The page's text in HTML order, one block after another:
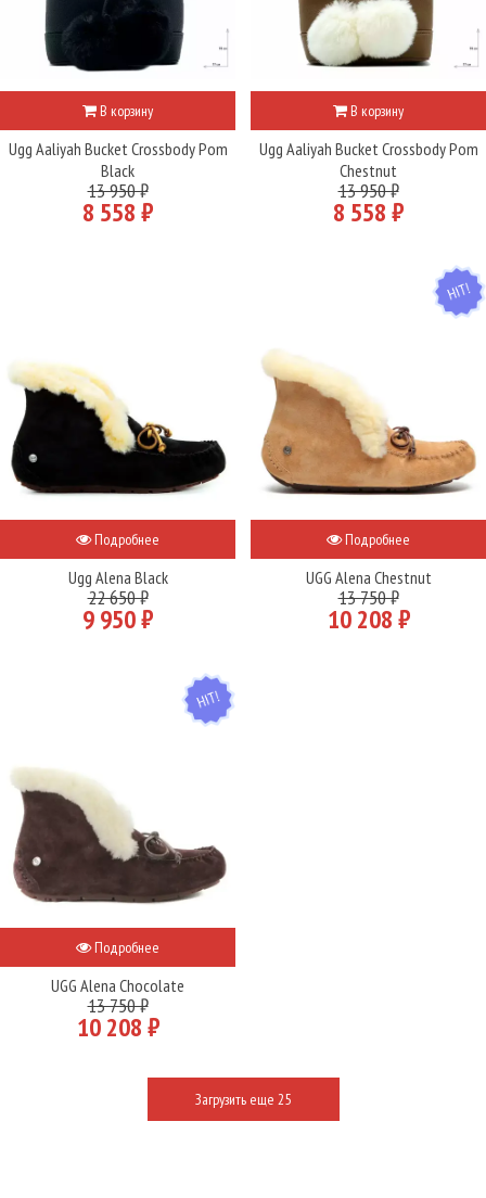
В корзину
Ugg Aaliyah Bucket Crossbody Pom
Black
13 950 ₽
8 558 ₽
В корзину
Ugg Aaliyah Bucket Crossbody Pom
Chestnut
13 950 ₽
8 558 ₽
Подробнее
Ugg Alena Black
22 650 ₽
9 950 ₽
HIT
Подробнее
UGG Alena Chestnut
13 750 ₽
10 208 ₽
HIT
Подробнее
UGG Alena Chocolate
13 750 ₽
10 208 ₽
Загрузить еще 25